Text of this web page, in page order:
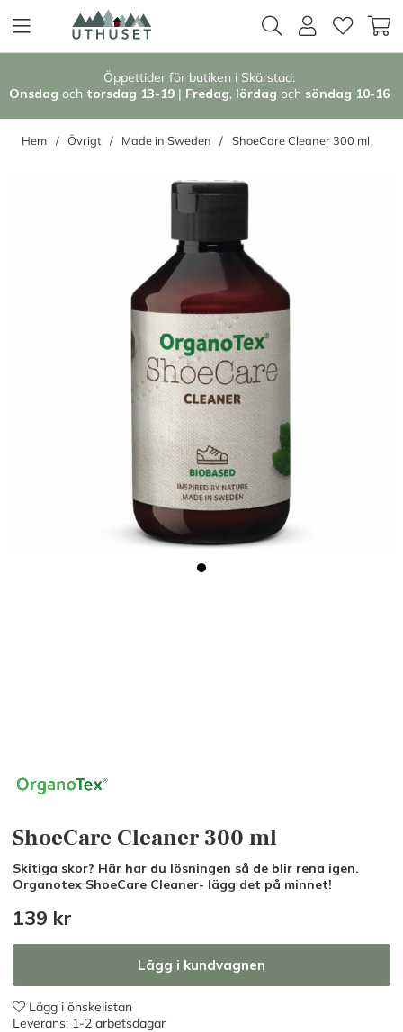
Öppettider för butiken i Skärstad:
Onsdag och torsdag 13-19 | Fredag, lördag och söndag 10-16
Hem Övrigt Made in Sweden ShoeCare Cleaner 300 ml
ShoeCare Cleaner 300 ml
Skitiga skor? Här har du lösningen så de blir rena igen.
Organotex ShoeCare Cleaner- lägg det på minnet!
139 kr
Lägg i kundvagnen
Lägg i önskelistan
Leverans: 1-2 arbetsdagar